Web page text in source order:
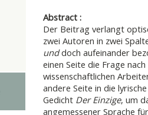
Abstract :
Der Beitrag verlangt
zwei Autoren in zwei
unddoch aufeinander
einen Seite die Frage
wissenschaftlichen
andere Seite in die
Gedicht Der Einzige, um
angemessener Sprache